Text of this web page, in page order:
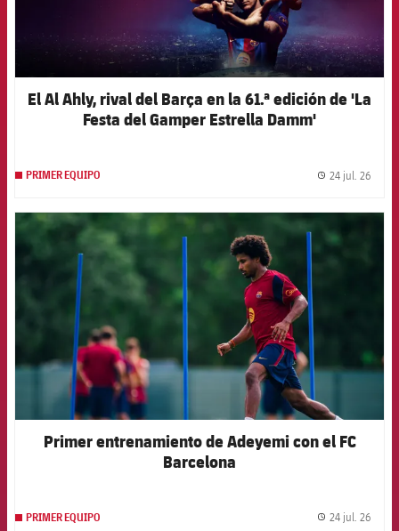
El Al Ahly, rival del Barça en la 61.ª edición de 'La
Festa del Gamper Estrella Damm'
PRIMER EQUIPO 24 jul. 26
FCB Barcelona badge
Primer entrenamiento de Adeyemi con el FC
Barcelona
PRIMER EQUIPO 24 jul. 26